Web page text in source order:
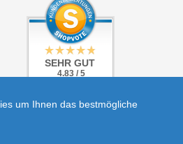
SEHR GUT
4.83 / 5
bei: shopvote.de
SEHR GUT
4.83 / 5
bei: shopvote.de
um Ihnen das bestmögliche